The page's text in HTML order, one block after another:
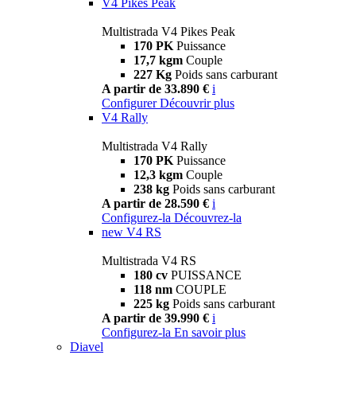
Multistrada V4 Pikes Peak
170 PK Puissance
17,7 kgm Couple
227 Kg Poids sans carburant
A partir de 33.890 € i
Configurer Découvrir plus
V4 Rally
Multistrada V4 Rally
170 PK Puissance
12,3 kgm Couple
238 kg Poids sans carburant
A partir de 28.590 € i
Configurez-la Découvrez-la
new V4 RS
Multistrada V4 RS
180 cv PUISSANCE
118 nm COUPLE
225 kg Poids sans carburant
A partir de 39.990 € i
Configurez-la En savoir plus
Diavel